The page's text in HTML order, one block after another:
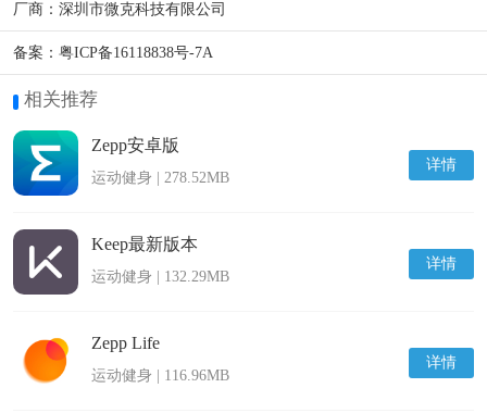
厂商： 深圳市微克科技有限公司
备案： 粤ICP备16118838号-7A
相关推荐
详情
Zepp安卓版
运动健身 | 278.52MB
详情
Keep最新版本
运动健身 | 132.29MB
详情
Zepp Life
运动健身 | 116.96MB